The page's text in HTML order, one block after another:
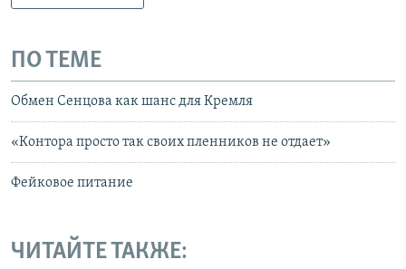
ПО ТЕМЕ
Обмен Сенцова как шанс для Кремля
«Контора просто так своих пленников не отдает»
Фейковое питание
ЧИТАЙТЕ ТАКЖЕ: